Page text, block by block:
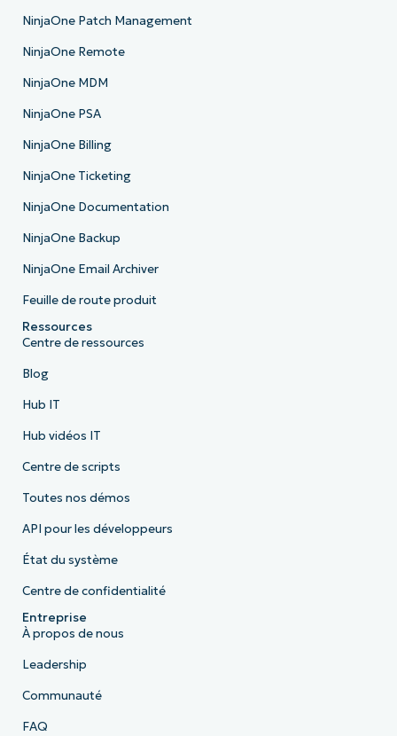
NinjaOne Patch Management
NinjaOne Remote
NinjaOne MDM
NinjaOne PSA
NinjaOne Billing
NinjaOne Ticketing
NinjaOne Documentation
NinjaOne Backup
NinjaOne Email Archiver
Feuille de route produit
Ressources
Centre de ressources
Blog
Hub IT
Hub vidéos IT
Centre de scripts
Toutes nos démos
API pour les développeurs
État du système
Centre de confidentialité
Entreprise
À propos de nous
Leadership
Communauté
FAQ